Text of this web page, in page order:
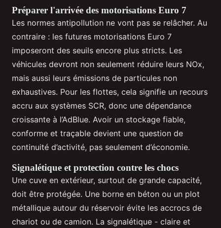
Préparer l'arrivée des motorisations Euro 7
Les normes antipollution ne vont pas se relâcher. Au
contraire : les futures motorisations Euro 7
imposeront des seuils encore plus stricts. Les
véhicules devront non seulement réduire leurs NOx,
mais aussi leurs émissions de particules non
exhaustives. Pour les flottes, cela signifie un recours
accru aux systèmes SCR, donc une dépendance
croissante à l’AdBlue. Avoir un stockage fiable,
conforme et traçable devient une question de
continuité d’activité, pas seulement d’économie.
Signalétique et protection contre les chocs
Une cuve en extérieur, surtout de grande capacité,
doit être protégée. Une borne en béton ou un plot
métallique autour du réservoir évite les accrocs de
chariot ou de camion. La signalétique - claire et